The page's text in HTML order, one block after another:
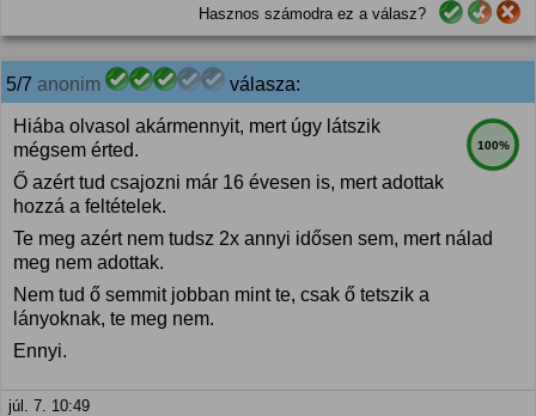
Hasznos számodra ez a válasz?
5/7 anonim válasza:
100%
Hiába olvasol akármennyit, mert úgy látszik
mégsem érted.
Ő azért tud csajozni már 16 évesen is, mert adottak
hozzá a feltételek.
Te meg azért nem tudsz 2x annyi idősen sem, mert nálad
meg nem adottak.
Nem tud ő semmit jobban mint te, csak ő tetszik a
lányoknak, te meg nem.
Ennyi.
júl. 7. 10:49